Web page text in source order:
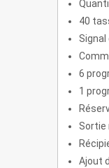
40
6
1
Sortie
Ajout